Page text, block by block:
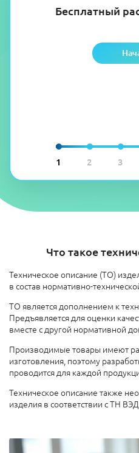
1 2 3
Бесплатный
Что такое
Техническое описание (ТО)
в состав нормативно-
ТО является дополнением к
Предъявляется для оценки
вместе с другой нормативной
Производимые товары имеют
изготовления, поэтому
проводится для каждой
Техническое описание также
изделия в соответствии с ТН